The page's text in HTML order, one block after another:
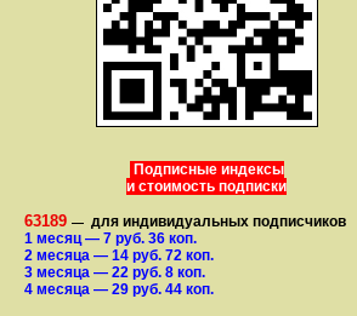
Подписные индексы
и стоимость подписки
63189 — для индивидуальных подписчиков
1 месяц— 7 руб. 36 коп.
2 месяца — 14 руб. 72 коп.
3 месяца — 22 руб. 8 коп.
4 месяца — 29 руб. 44 коп.